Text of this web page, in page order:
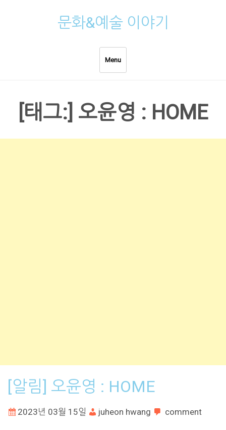
문화&예술 이야기
Menu
[태그:] 오윤영 : HOME
[알림] 오윤영 : HOME
2023년 03월 15일 juheon hwang comment